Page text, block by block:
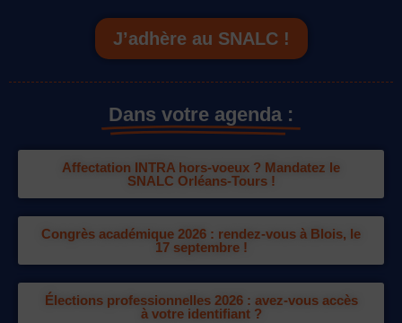
J’adhère au SNALC !
Dans votre agenda :
Affectation INTRA hors-voeux ? Mandatez le
SNALC Orléans-Tours !
Congrès académique 2026 : rendez-vous à Blois, le
17 septembre !
Élections professionnelles 2026 : avez-vous accès
à votre identifiant ?